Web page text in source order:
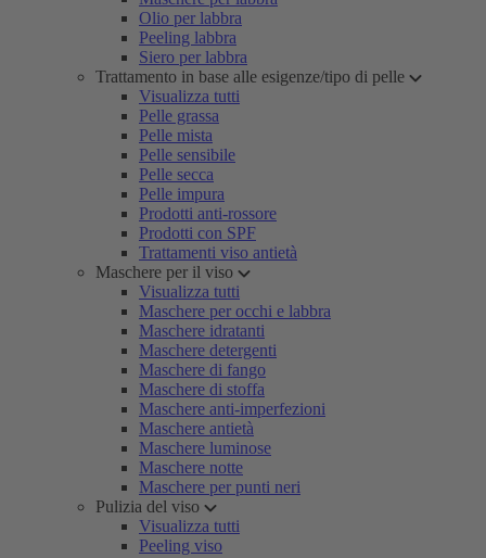
Olio per labbra
Peeling labbra
Siero per labbra
Trattamento in base alle esigenze/tipo di pelle
Visualizza tutti
Pelle grassa
Pelle mista
Pelle sensibile
Pelle secca
Pelle impura
Prodotti anti-rossore
Prodotti con SPF
Trattamenti viso antietà
Maschere per il viso
Visualizza tutti
Maschere per occhi e labbra
Maschere idratanti
Maschere detergenti
Maschere di fango
Maschere di stoffa
Maschere anti-imperfezioni
Maschere antietà
Maschere luminose
Maschere notte
Maschere per punti neri
Pulizia del viso
Visualizza tutti
Peeling viso